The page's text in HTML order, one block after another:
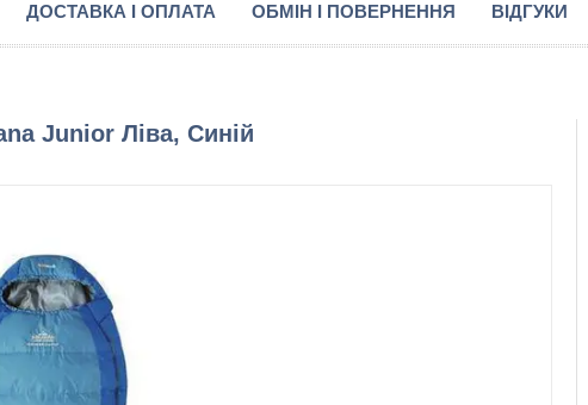
ДОСТАВКА І ОПЛАТА ОБМІН І ПОВЕРНЕННЯ ВІДГУКИ
Junior Ліва, Синій